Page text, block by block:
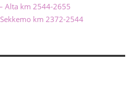
Alta km 2544-2655
km 2372-2544